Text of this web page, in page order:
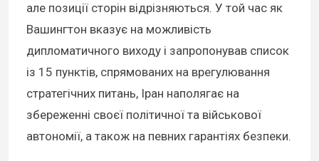
але позиції сторін відрізняються. У той час як
Вашингтон вказує на можливість
дипломатичного виходу і запропонував список
із 15 пунктів, спрямованих на врегулювання
стратегічних питань, Іран наполягає на
збереженні своєї політичної та військової
автономії, а також на певних гарантіях безпеки.